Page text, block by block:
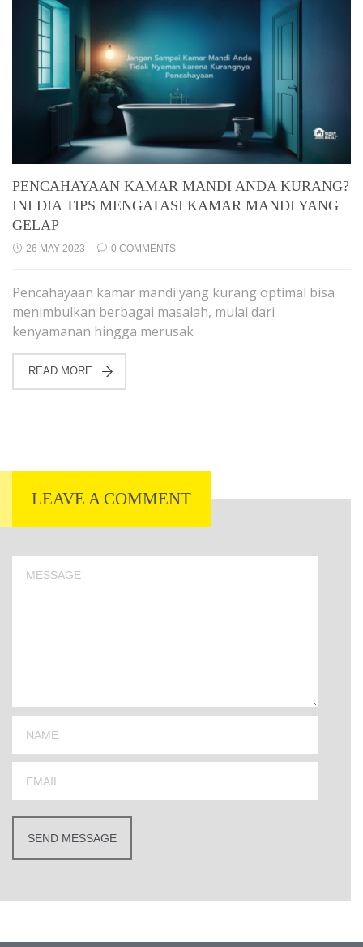
PENCAHAYAAN KAMAR MANDI ANDA KURANG?
INI DIA TIPS MENGATASI KAMAR MANDI YANG
GELAP
26 MAY 2023 0 COMMENTS
Pencahayaan kamar mandi yang kurang optimal bisa
menimbulkan berbagai masalah, mulai dari
kenyamanan hingga merusak
READ MORE
LEAVE A COMMENT